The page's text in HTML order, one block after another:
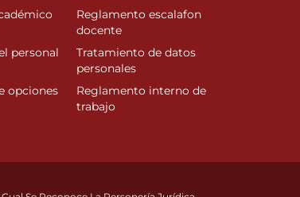
personal
opciones
Reglamento escalafon
docente
Tratamiento de datos
personales
Reglamento interno de
trabajo